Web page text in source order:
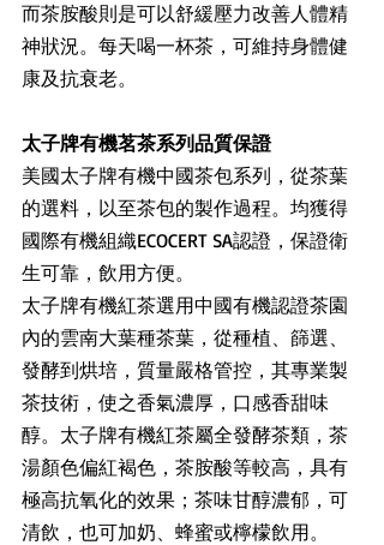
而茶胺酸則是可以舒緩壓力改善人體精
神狀況。每天喝一杯茶，可維持身體健
康及抗衰老。
太子牌有機茗茶​​系列品質保證
美國太子牌有機中國茶包​​系列，從茶葉
的選料，以至茶包的製作過程。均獲得
國際有機組織ECOCERT SA認證，保證衛
生可靠，飲用方便。
太子牌有機紅茶選用中國有機認證茶園
內的雲南大葉種茶葉，從種植、篩選、
發酵到烘培，質量嚴格管控，其專業製
茶技術，使之香氣濃厚，口感香甜味
醇。太子牌有機紅茶屬全發酵茶類，茶
湯顏色偏紅褐色，茶胺酸等較高，具有
極高抗氧化的效果；茶味甘醇濃郁，可
清飲，也可加奶、蜂蜜或檸檬飲用。